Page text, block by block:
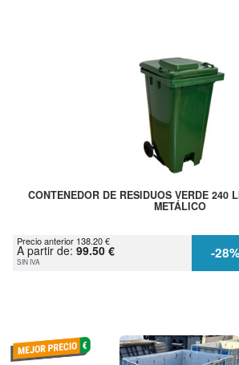
CONTENEDOR DE RESIDUOS VERDE 240
METÁLICO
Precio anterior 138.20 €
A partir de: 99.50 €
SIN IVA -